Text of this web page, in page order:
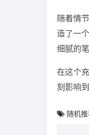
随着情
造了一
细腻的
在这个
刻影响
随机推